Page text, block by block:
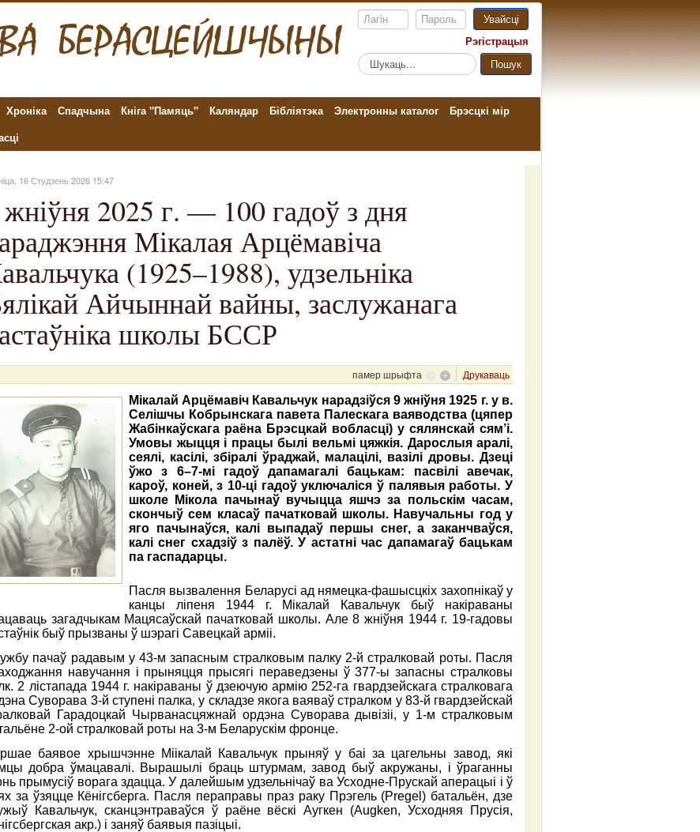
Увайсці
Рэгістрацыя
Пошук...
Пошук
Хроніка Спадчына Кніга "Памяць" Каляндар Бібліятэка Электронны каталог
Брэсцкі мір
16 Студзень 2026 15:47
2025 г. — 100 гадоў з дня
Мікалая Арцёмавіча
(1925–1988), удзельніка
Айчыннай вайны, заслужанага
школы БССР
памер шрыфта
Друкаваць
Мікалай Арцёмавіч Кавальчук нарадзіўся 9 жніўня 1925 г. у в.
Селішчы Кобрынскага павета Палескага ваяводства (цяпер
Жабінкаўскага раёна Брэсцкай вобласці) у сялянскай сям’і.
Умовы жыцця і працы былі вельмі цяжкія. Дарослыя аралі,
сеялі, касілі, збіралі ўраджай, малацілі, вазілі дровы. Дзеці
ўжо з 6–7-мі гадоў дапамагалі бацькам: пасвілі авечак,
кароў, коней, з 10-ці гадоў уключаліся ў палявыя работы. У
школе Мікола пачынаў вучыцца яшчэ за польскім часам,
скончыў сем класаў пачатковай школы. Навучальны год у
яго пачынаўся, калі выпадаў першы снег, а заканчваўся,
калі снег схадзіў з палёў. У астатні час дапамагаў бацькам
па гаспадарцы.
Пасля вызвалення Беларусі ад нямецка-фашысцкіх захопнікаў у
канцы ліпеня 1944 г. Мікалай Кавальчук быў накіраваны
загадчыкам Мацясаўскай пачатковай школы. Але 8 жніўня 1944 г. 19-гадовы
быў прызваны ў шэрагі Савецкай арміі.
пачаў радавым у 43-м запасным стралковым палку 2-й стралковай роты. Пасля
навучання і прыняцця прысягі пераведзены ў 377-ы запасны стралковы
2 лістапада 1944 г. накіраваны ў дзеючую армію 252-га гвардзейскага стралковага
Суворава 3-й ступені палка, у складзе якога ваяваў стралком у 83-й гвардзейскай
Гарадоцкай Чырванасцяжнай ордэна Суворава дывізіі, у 1-м стралковым
2-ой стралковай роты на 3-м Беларускім фронце.
баявое хрышчэнне Міікалай Кавальчук прыняў у баі за цагельны завод, які
добра ўмацавалі. Вырашылі браць штурмам, завод быў акружаны, і ўраганны
прымусіў ворага здацца. У далейшым удзельнічаў ва Усходне-Прускай аперацыі і ў
за ўзяцце Кёнігсберга. Пасля пераправы праз раку Прэгель (Pregel) батальён, дзе
Кавальчук, сканцэнтраваўся ў раёне вёскі Аугкен (Аugken, Усходняя Прусія,
акр.) і заняў баявыя пазіцыі.